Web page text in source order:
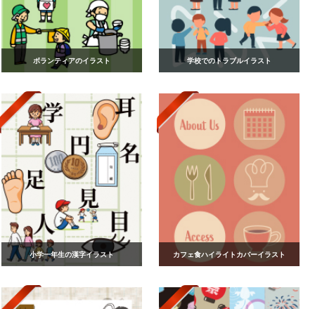
ボランティアのイラスト 学校でのトラブルイラスト
小学一年生の漢字イラスト カフェ食ハイライトカバーイラスト